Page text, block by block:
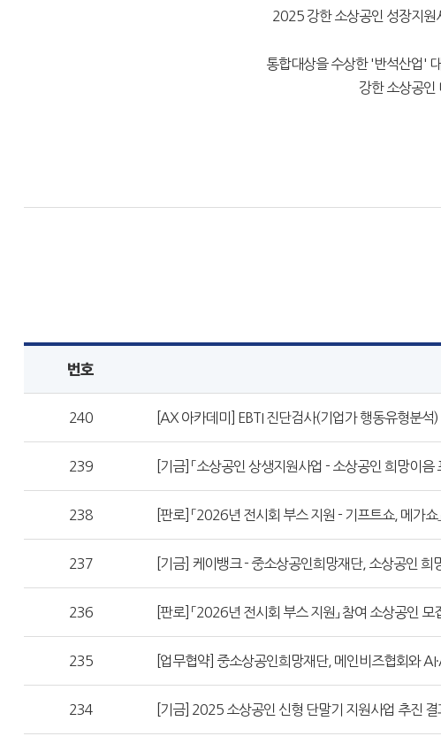
2025 강한 소상공인 성장지원
통합대상을 수상한 '반석산업'
강한 소상공인
번호
240 [AX 아카데미] EBTI 진단검사(기업가 행동유형분석)
239 [기금] 「소상공인 상생지원사업 - 소상공인 희망이음
238 [판로] 「2026년 전시회 부스 지원 - 기프트쇼, 메가쇼
237 [기금] 케이뱅크 - 중소상공인희망재단, 소상공인 희
236 [판로] 「2026년 전시회 부스 지원」 참여 소상공인 모
235 [업무협약] 중소상공인희망재단, 메인비즈협회와
234 [기금] 2025 소상공인 신형 단말기 지원사업 추진 결